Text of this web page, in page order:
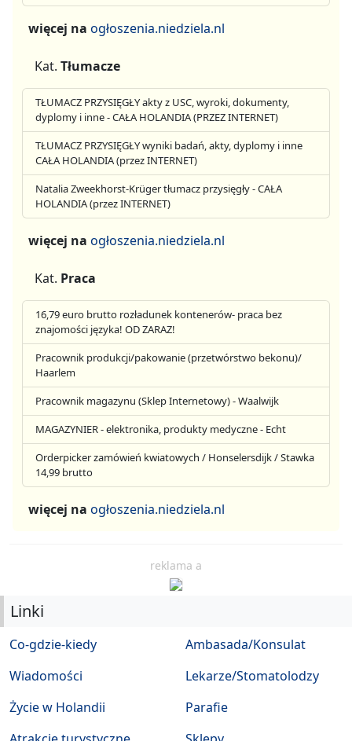
więcej na ogłoszenia.niedziela.nl
Kat. Tłumacze
TŁUMACZ PRZYSIĘGŁY akty z USC, wyroki, dokumenty,
dyplomy i inne - CAŁA HOLANDIA (PRZEZ INTERNET)
TŁUMACZ PRZYSIĘGŁY wyniki badań, akty, dyplomy i inne
CAŁA HOLANDIA (przez INTERNET)
Natalia Zweekhorst-Krüger tłumacz przysięgły - CAŁA
HOLANDIA (przez INTERNET)
więcej na ogłoszenia.niedziela.nl
Kat. Praca
16,79 euro brutto rozładunek kontenerów- praca bez
znajomości języka! OD ZARAZ!
Pracownik produkcji/pakowanie (przetwórstwo bekonu)/
Haarlem
Pracownik magazynu (Sklep Internetowy) - Waalwijk
MAGAZYNIER - elektronika, produkty medyczne - Echt
Orderpicker zamówień kwiatowych / Honselersdijk / Stawka
14,99 brutto
więcej na ogłoszenia.niedziela.nl
reklama a
Linki
Co-gdzie-kiedy
Wiadomości
Życie w Holandii
Ambasada/Konsulat
Lekarze/Stomatolodzy
Parafie